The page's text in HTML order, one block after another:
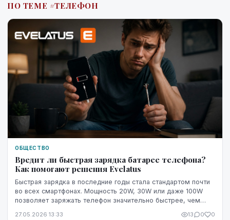
ПО ТЕМЕ #ТЕЛЕФОН
ОБЩЕСТВО
Вредит ли быстрая зарядка батарее телефона?
Как помогают решения Evelatus
Быстрая зарядка в последние годы стала стандартом почти
во всех смартфонах. Мощность 20W, 30W или даже 100W
позволяет заряжать телефон значительно быстрее, чем
27.05.2026 13:33 13 0 0